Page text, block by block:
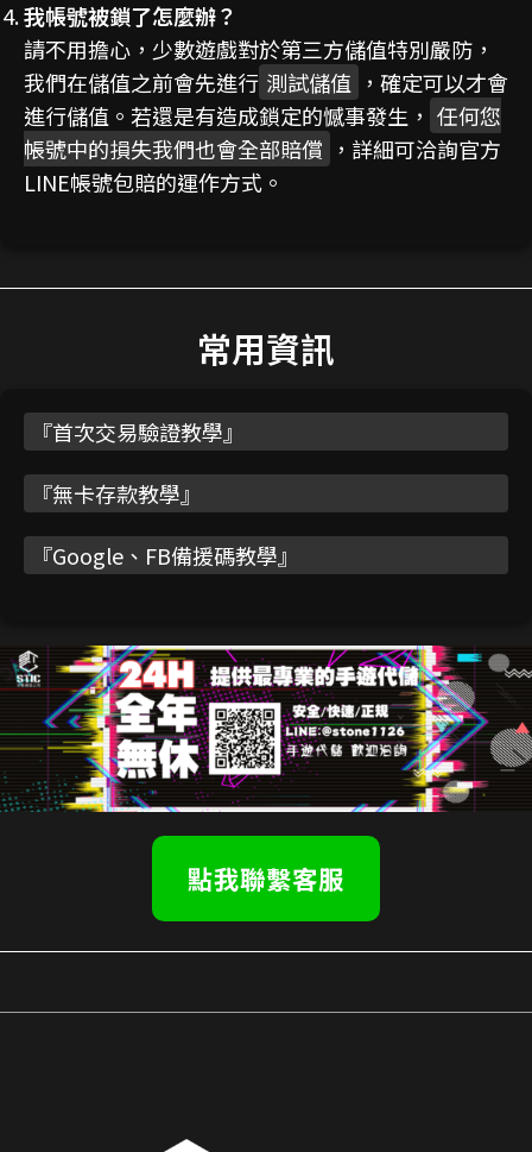
我帳號被鎖了怎麼辦？
請不用擔心，少數遊戲對於第三方儲值特別嚴防，
我們在儲值之前會先進行 測試儲值 ，確定可以才會
進行儲值。若還是有造成鎖定的憾事發生， 任何您
帳號中的損失我們也會全部賠償 ，詳細可洽詢官方
LINE帳號包賠的運作方式。
常用資訊
『首次交易驗證教學』
『無卡存款教學』
『Google、FB備援碼教學』
點我聯繫客服